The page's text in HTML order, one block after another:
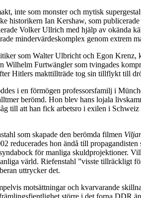
inte som monster och mytisk
historikern Ian Kershaw, som
Volker Ullrich med hjälp av okända
mindervärdeskomplex genom extrem
som Walter Ulbricht och Egon
Wilhelm Furtwängler som tvingades
Hitlers makttillträde tog sin tillflykt till
i en förmögen professorsfamilj i
berömd. Hon blev hans lojala
till att han fick arbetsro i exilen i
som skapade den berömda filmen
reducerades hon ändå till
för manliga skuldprojektioner.
värld. Riefenstahl ”visste tillräckligt
uttrycker det.
motsättningar och kvarvarande